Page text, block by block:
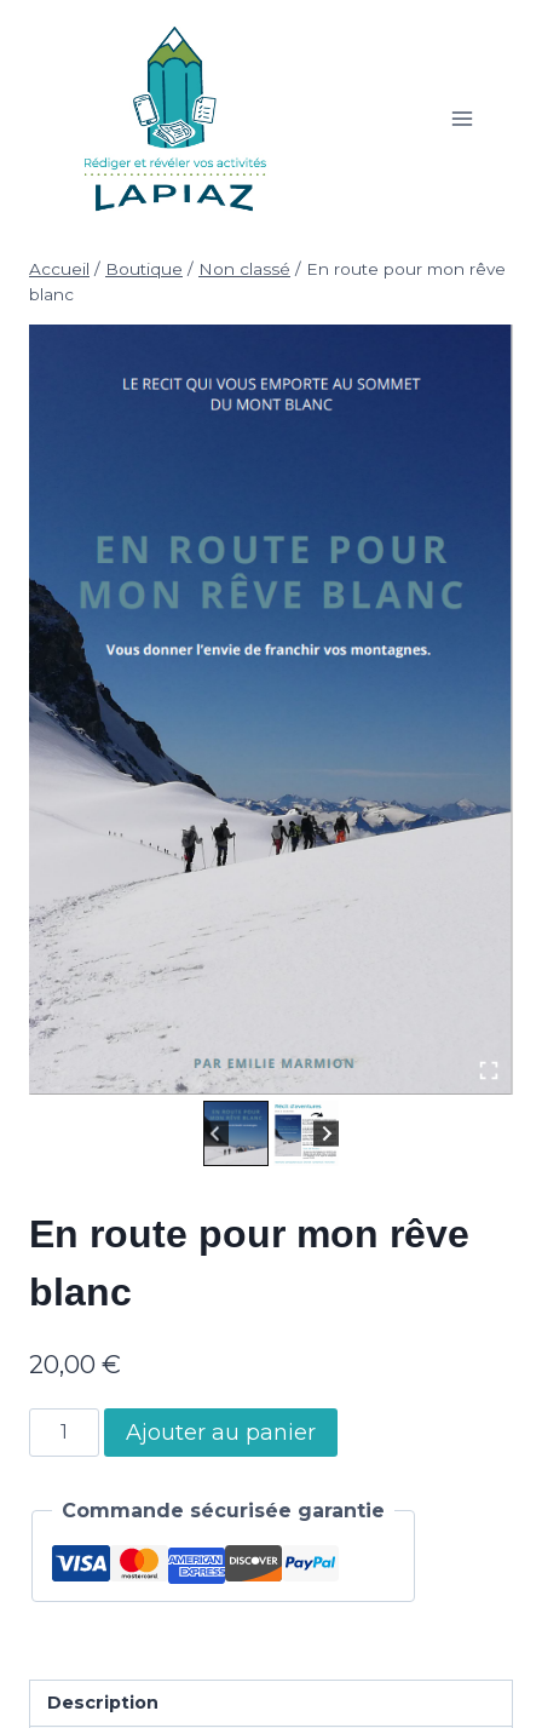
Accueil / Boutique / Non classé / En route pour mon rêve
blanc
En route pour mon rêve
blanc
20,00 €
quantité
de
route
pour
mon
rêve
Ajouter au panier
Commande sécurisée garantie
Description